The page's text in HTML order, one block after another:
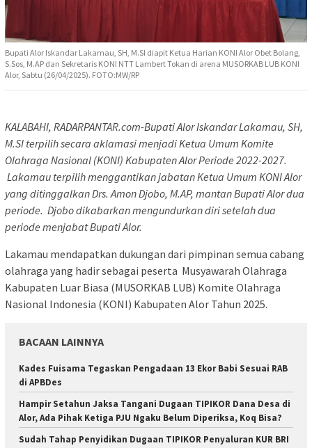
Bupati Alor Iskandar Lakamau, SH, M.SI diapit Ketua Harian KONI Alor Obet Bolang,
S.Sos, M.AP dan Sekretaris KONI NTT Lambert Tokan di arena MUSORKAB LUB KONI
Alor, Sabtu (26/04/2025). FOTO:MW/RP
KALABAHI, RADARPANTAR.com-Bupati Alor Iskandar Lakamau, SH,
M.SI terpilih secara aklamasi menjadi Ketua Umum Komite
Olahraga Nasional (KONI) Kabupaten Alor Periode 2022-2027.
Lakamau terpilih menggantikan jabatan Ketua Umum KONI Alor
yang ditinggalkan Drs. Amon Djobo, M.AP, mantan Bupati Alor dua
periode. Djobo dikabarkan mengundurkan diri setelah dua
periode menjabat Bupati Alor.
Lakamau mendapatkan dukungan dari pimpinan semua cabang
olahraga yang hadir sebagai peserta Musyawarah Olahraga
Kabupaten Luar Biasa (MUSORKAB LUB) Komite Olahraga
Nasional Indonesia (KONI) Kabupaten Alor Tahun 2025.
BACAAN LAINNYA
Kades Fuisama Tegaskan Pengadaan 13 Ekor Babi Sesuai RAB
di APBDes
Hampir Setahun Jaksa Tangani Dugaan TIPIKOR Dana Desa di
Alor, Ada Pihak Ketiga PJU Ngaku Belum Diperiksa, Koq Bisa?
Sudah Tahap Penyidikan Dugaan TIPIKOR Penyaluran KUR BRI